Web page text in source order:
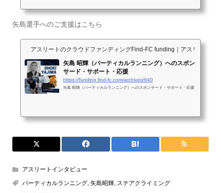
矢島選手へのご支援はこちら
アスリートのクラウドファンディングFind-FC funding｜アスリート・
矢島 昭輝（バーティカルランニング）へのスポン
サード・サポート・応援
https://funding.find-fc.com/archives/640
矢島 昭輝（バーティカルランニング）へのスポンサード・サポート・応援
アスリートインタビュー
バーティカルランニング, 矢島昭輝, ステアクライミング